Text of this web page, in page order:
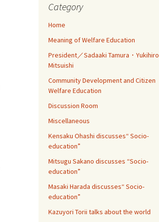
Category
Home
Meaning of Welfare Education
President／Sadaaki Tamura・Yukihiro
Mitsuishi
Community Development and Citizen
Welfare Education
Discussion Room
Miscellaneous
Kensaku Ohashi discusses“ Socio-
education”
Mitsugu Sakano discusses “Socio-
education”
Masaki Harada discusses“ Socio-
education”
Kazuyori Torii talks about the world